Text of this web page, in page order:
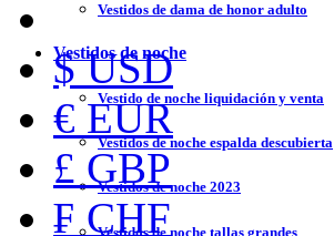
Vestidos de dama de honor adulto
Vestidos de noche
Vestido de noche liquidación y venta
Vestidos de noche espalda descubierta
Vestidos de noche 2023
Vestidos de noche tallas grandes
$ USD
€ EUR
£ GBP
₣ CHF